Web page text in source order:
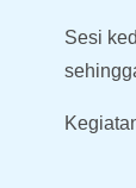
Sesi